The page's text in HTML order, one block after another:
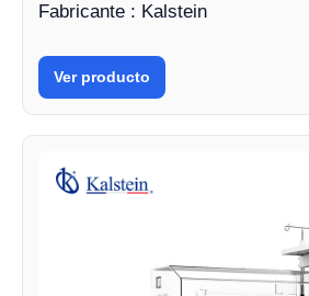
Fabricante : Kalstein
Ver producto